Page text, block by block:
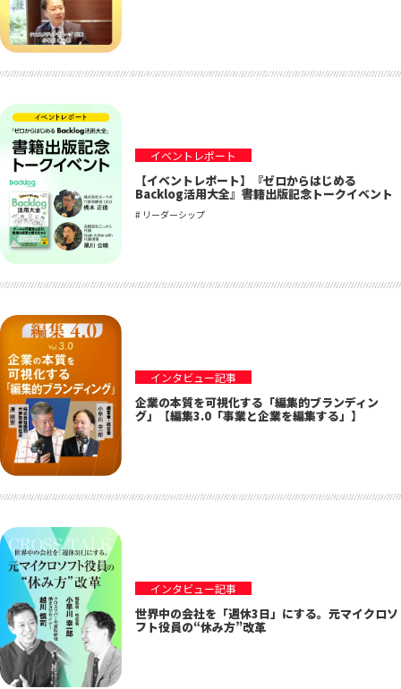
イベントレポート
【イベントレポート】『ゼロからはじめる
Backlog活用大全』書籍出版記念トークイベント
# リーダーシップ
インタビュー記事
企業の本質を可視化する「編集的ブランディン
グ」【編集3.0「事業と企業を編集する」】
インタビュー記事
世界中の会社を「週休3日」にする。元マイクロソ
フト役員の“休み方”改革